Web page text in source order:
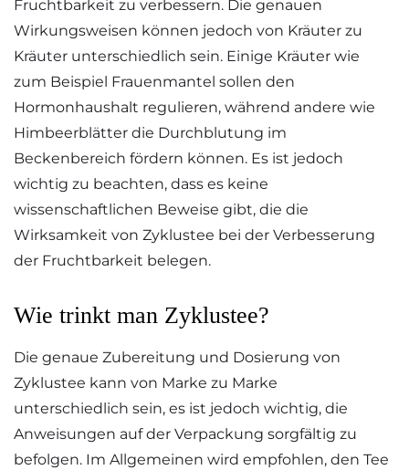
Fruchtbarkeit zu verbessern. Die genauen
Wirkungsweisen können jedoch von Kräuter zu
Kräuter unterschiedlich sein. Einige Kräuter wie
zum Beispiel Frauenmantel sollen den
Hormonhaushalt regulieren, während andere wie
Himbeerblätter die Durchblutung im
Beckenbereich fördern können. Es ist jedoch
wichtig zu beachten, dass es keine
wissenschaftlichen Beweise gibt, die die
Wirksamkeit von Zyklustee bei der Verbesserung
der Fruchtbarkeit belegen.
Wie trinkt man Zyklustee?
Die genaue Zubereitung und Dosierung von
Zyklustee kann von Marke zu Marke
unterschiedlich sein, es ist jedoch wichtig, die
Anweisungen auf der Verpackung sorgfältig zu
befolgen. Im Allgemeinen wird empfohlen, den Tee